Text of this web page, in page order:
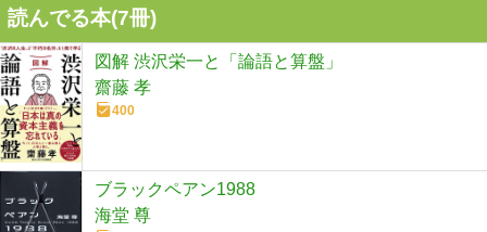
読んでる本(7冊)
図解 渋沢栄一と「論語と算盤」
齋藤 孝
400
ブラックペアン1988
海堂 尊